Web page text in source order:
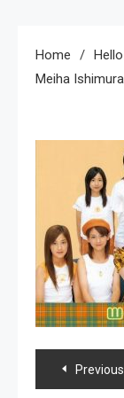
Home
Meiha